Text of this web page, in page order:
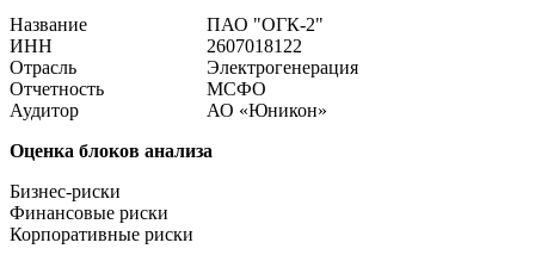
Название
ПАО "ОГК-2"
ИНН
2607018122
Отрасль
Электрогенерация
Отчетность
МСФО
Аудитор
АО «Юникон»
Оценка блоков анализа
Бизнес-риски
Финансовые риски
Корпоративные риски